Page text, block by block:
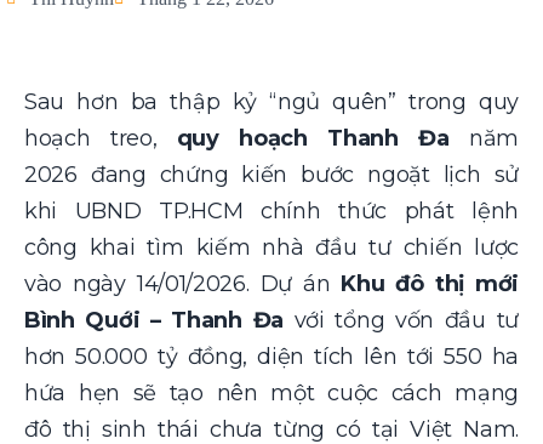
Sau hơn ba thập kỷ “ngủ quên” trong quy
hoạch treo, quy hoạch Thanh Đa năm
2026 đang chứng kiến bước ngoặt lịch sử
khi UBND TP.HCM chính thức phát lệnh
công khai tìm kiếm nhà đầu tư chiến lược
vào ngày 14/01/2026. Dự án Khu đô thị mới
Bình Quới – Thanh Đa với tổng vốn đầu tư
hơn 50.000 tỷ đồng, diện tích lên tới 550 ha
hứa hẹn sẽ tạo nên một cuộc cách mạng
đô thị sinh thái chưa từng có tại Việt Nam.